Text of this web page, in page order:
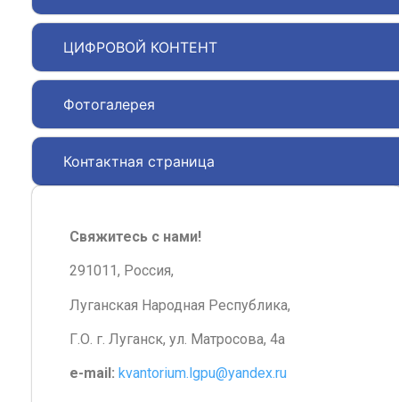
ЦИФРОВОЙ КОНТЕНТ
Фотогалерея
Контактная страница
Свяжитесь с нами!
291011, Россия,
Луганская Народная Республика,
Г.О. г. Луганск, ул. Матросова, 4а
e-mail: kvantorium.lgpu@yandex.ru